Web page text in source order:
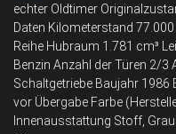
echter Oldtimer
Daten Kilometerstand
Reihe Hubraum 1.781 cm³
Benzin Anzahl der Türen 2/3
Schaltgetriebe Baujahr 1986
vor Übergabe Farbe
Innenausstattung Stoff,